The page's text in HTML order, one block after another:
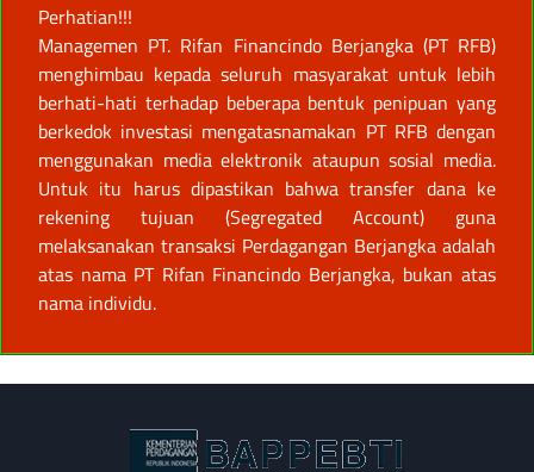
Perhatian!!!
Managemen PT. Rifan Financindo Berjangka (PT RFB)
menghimbau kepada seluruh masyarakat untuk lebih
berhati-hati terhadap beberapa bentuk penipuan yang
berkedok investasi mengatasnamakan PT RFB dengan
menggunakan media elektronik ataupun sosial media.
Untuk itu harus dipastikan bahwa transfer dana ke
rekening tujuan (Segregated Account) guna
melaksanakan transaksi Perdagangan Berjangka adalah
atas nama PT Rifan Financindo Berjangka, bukan atas
nama individu.